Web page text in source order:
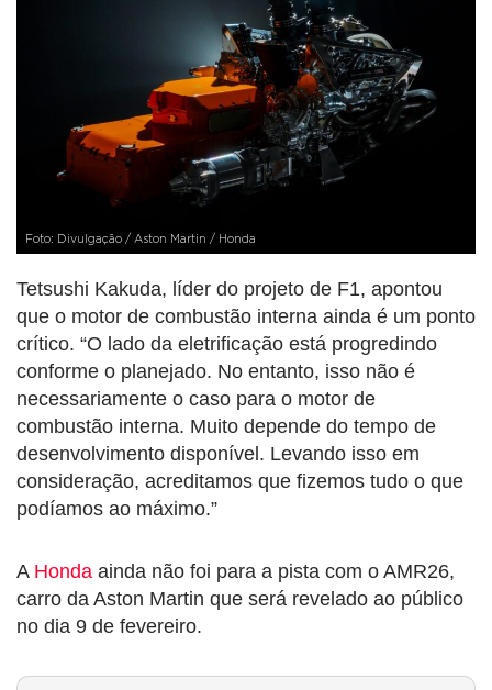
Foto: Divulgação / Aston Martin / Honda
Tetsushi Kakuda, líder do projeto de F1, apontou
que o motor de combustão interna ainda é um ponto
crítico. “O lado da eletrificação está progredindo
conforme o planejado. No entanto, isso não é
necessariamente o caso para o motor de
combustão interna. Muito depende do tempo de
desenvolvimento disponível. Levando isso em
consideração, acreditamos que fizemos tudo o que
podíamos ao máximo.”
A Honda ainda não foi para a pista com o AMR26,
carro da Aston Martin que será revelado ao público
no dia 9 de fevereiro.